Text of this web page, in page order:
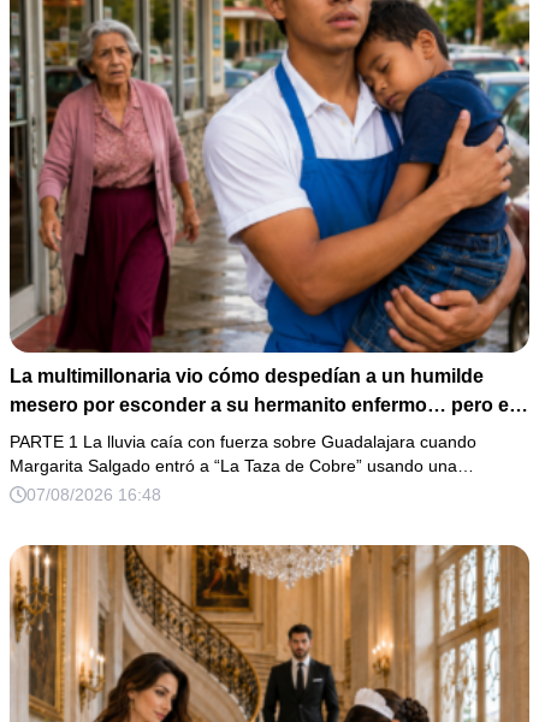
La multimillonaria vio cómo despedían a un humilde
mesero por esconder a su hermanito enfermo… pero el
verdadero escándalo estaba a punto de estallar.
PARTE 1 La lluvia caía con fuerza sobre Guadalajara cuando
Margarita Salgado entró a “La Taza de Cobre” usando una…
07/08/2026 16:48